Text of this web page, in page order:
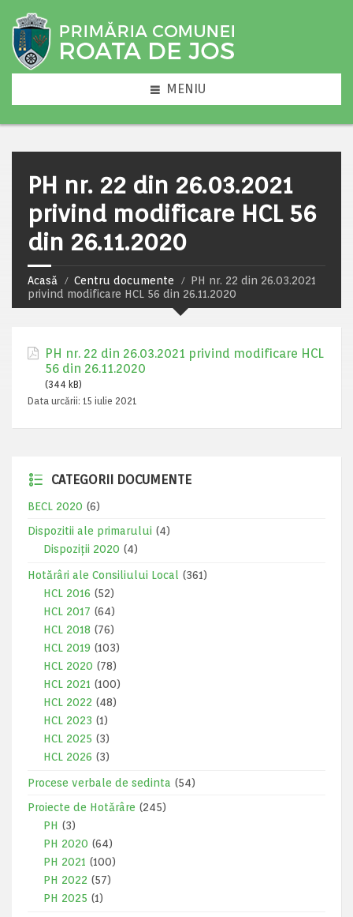
MENIU
PH nr. 22 din 26.03.2021
privind modificare HCL 56
din 26.11.2020
Acasă Centru documente
PH nr. 22 din 26.03.2021
privind modificare HCL 56 din 26.11.2020
PH nr. 22 din 26.03.2021 privind modificare HCL
56 din 26.11.2020
(344 kB)
Data urcării: 15 iulie 2021
CATEGORII DOCUMENTE
BECL 2020 (6)
Dispozitii ale primarului (4)
Dispoziții 2020 (4)
Hotărâri ale Consiliului Local
(361)
HCL 2016 (52)
HCL 2017 (64)
HCL 2018 (76)
HCL 2019 (103)
HCL 2020 (78)
HCL 2021 (100)
HCL 2022 (48)
HCL 2023 (1)
HCL 2025 (3)
HCL 2026 (3)
Procese verbale de sedinta (54)
Proiecte de Hotărâre (245)
PH (3)
PH 2020 (64)
PH 2021 (100)
PH 2022 (57)
PH 2025 (1)